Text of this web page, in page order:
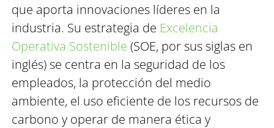
que aporta innovaciones líderes en la
industria. Su estrategia de Excelencia
Operativa Sostenible (SOE, por sus siglas en
inglés) se centra en la seguridad de los
empleados, la protección del medio
ambiente, el uso eficiente de los recursos de
carbono y operar de manera ética y